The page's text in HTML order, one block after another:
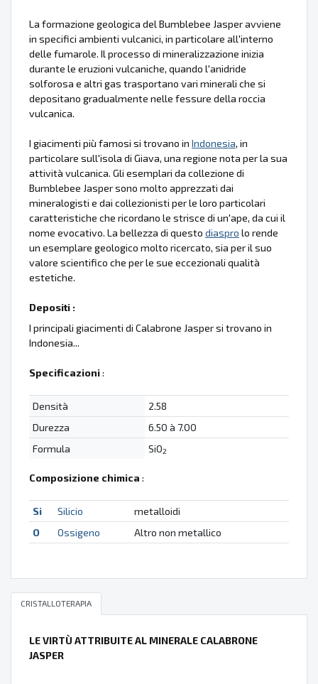
La formazione geologica del Bumblebee Jasper avviene
in specifici ambienti vulcanici, in particolare all'interno
delle fumarole. Il processo di mineralizzazione inizia
durante le eruzioni vulcaniche, quando l'anidride
solforosa e altri gas trasportano vari minerali che si
depositano gradualmente nelle fessure della roccia
vulcanica.
I giacimenti più famosi si trovano in Indonesia, in
particolare sull'isola di Giava, una regione nota per la sua
attività vulcanica. Gli esemplari da collezione di
Bumblebee Jasper sono molto apprezzati dai
mineralogisti e dai collezionisti per le loro particolari
caratteristiche che ricordano le strisce di un'ape, da cui il
nome evocativo. La bellezza di questo diaspro lo rende
un esemplare geologico molto ricercato, sia per il suo
valore scientifico che per le sue eccezionali qualità
estetiche.
Depositi :
I principali giacimenti di Calabrone Jasper si trovano in
Indonesia...
Specificazioni:
Densità
2.58
Durezza
6.50 à 7.00
Formula
SiO2
Composizione chimica :
Si Silicio
metalloidi
O
Ossigeno Altro non metallico
CRISTALLOTERAPIA
LE VIRTÙ ATTRIBUITE AL MINERALE CALABRONE
JASPER